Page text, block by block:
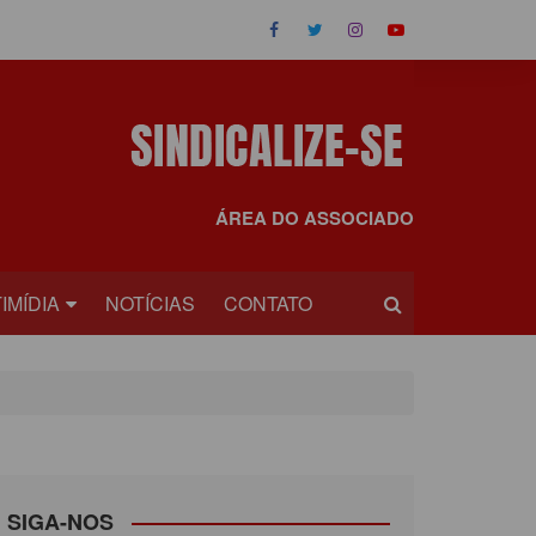
ÁREA DO ASSOCIADO
NOTÍCIAS CONTATO
SIGA-NOS